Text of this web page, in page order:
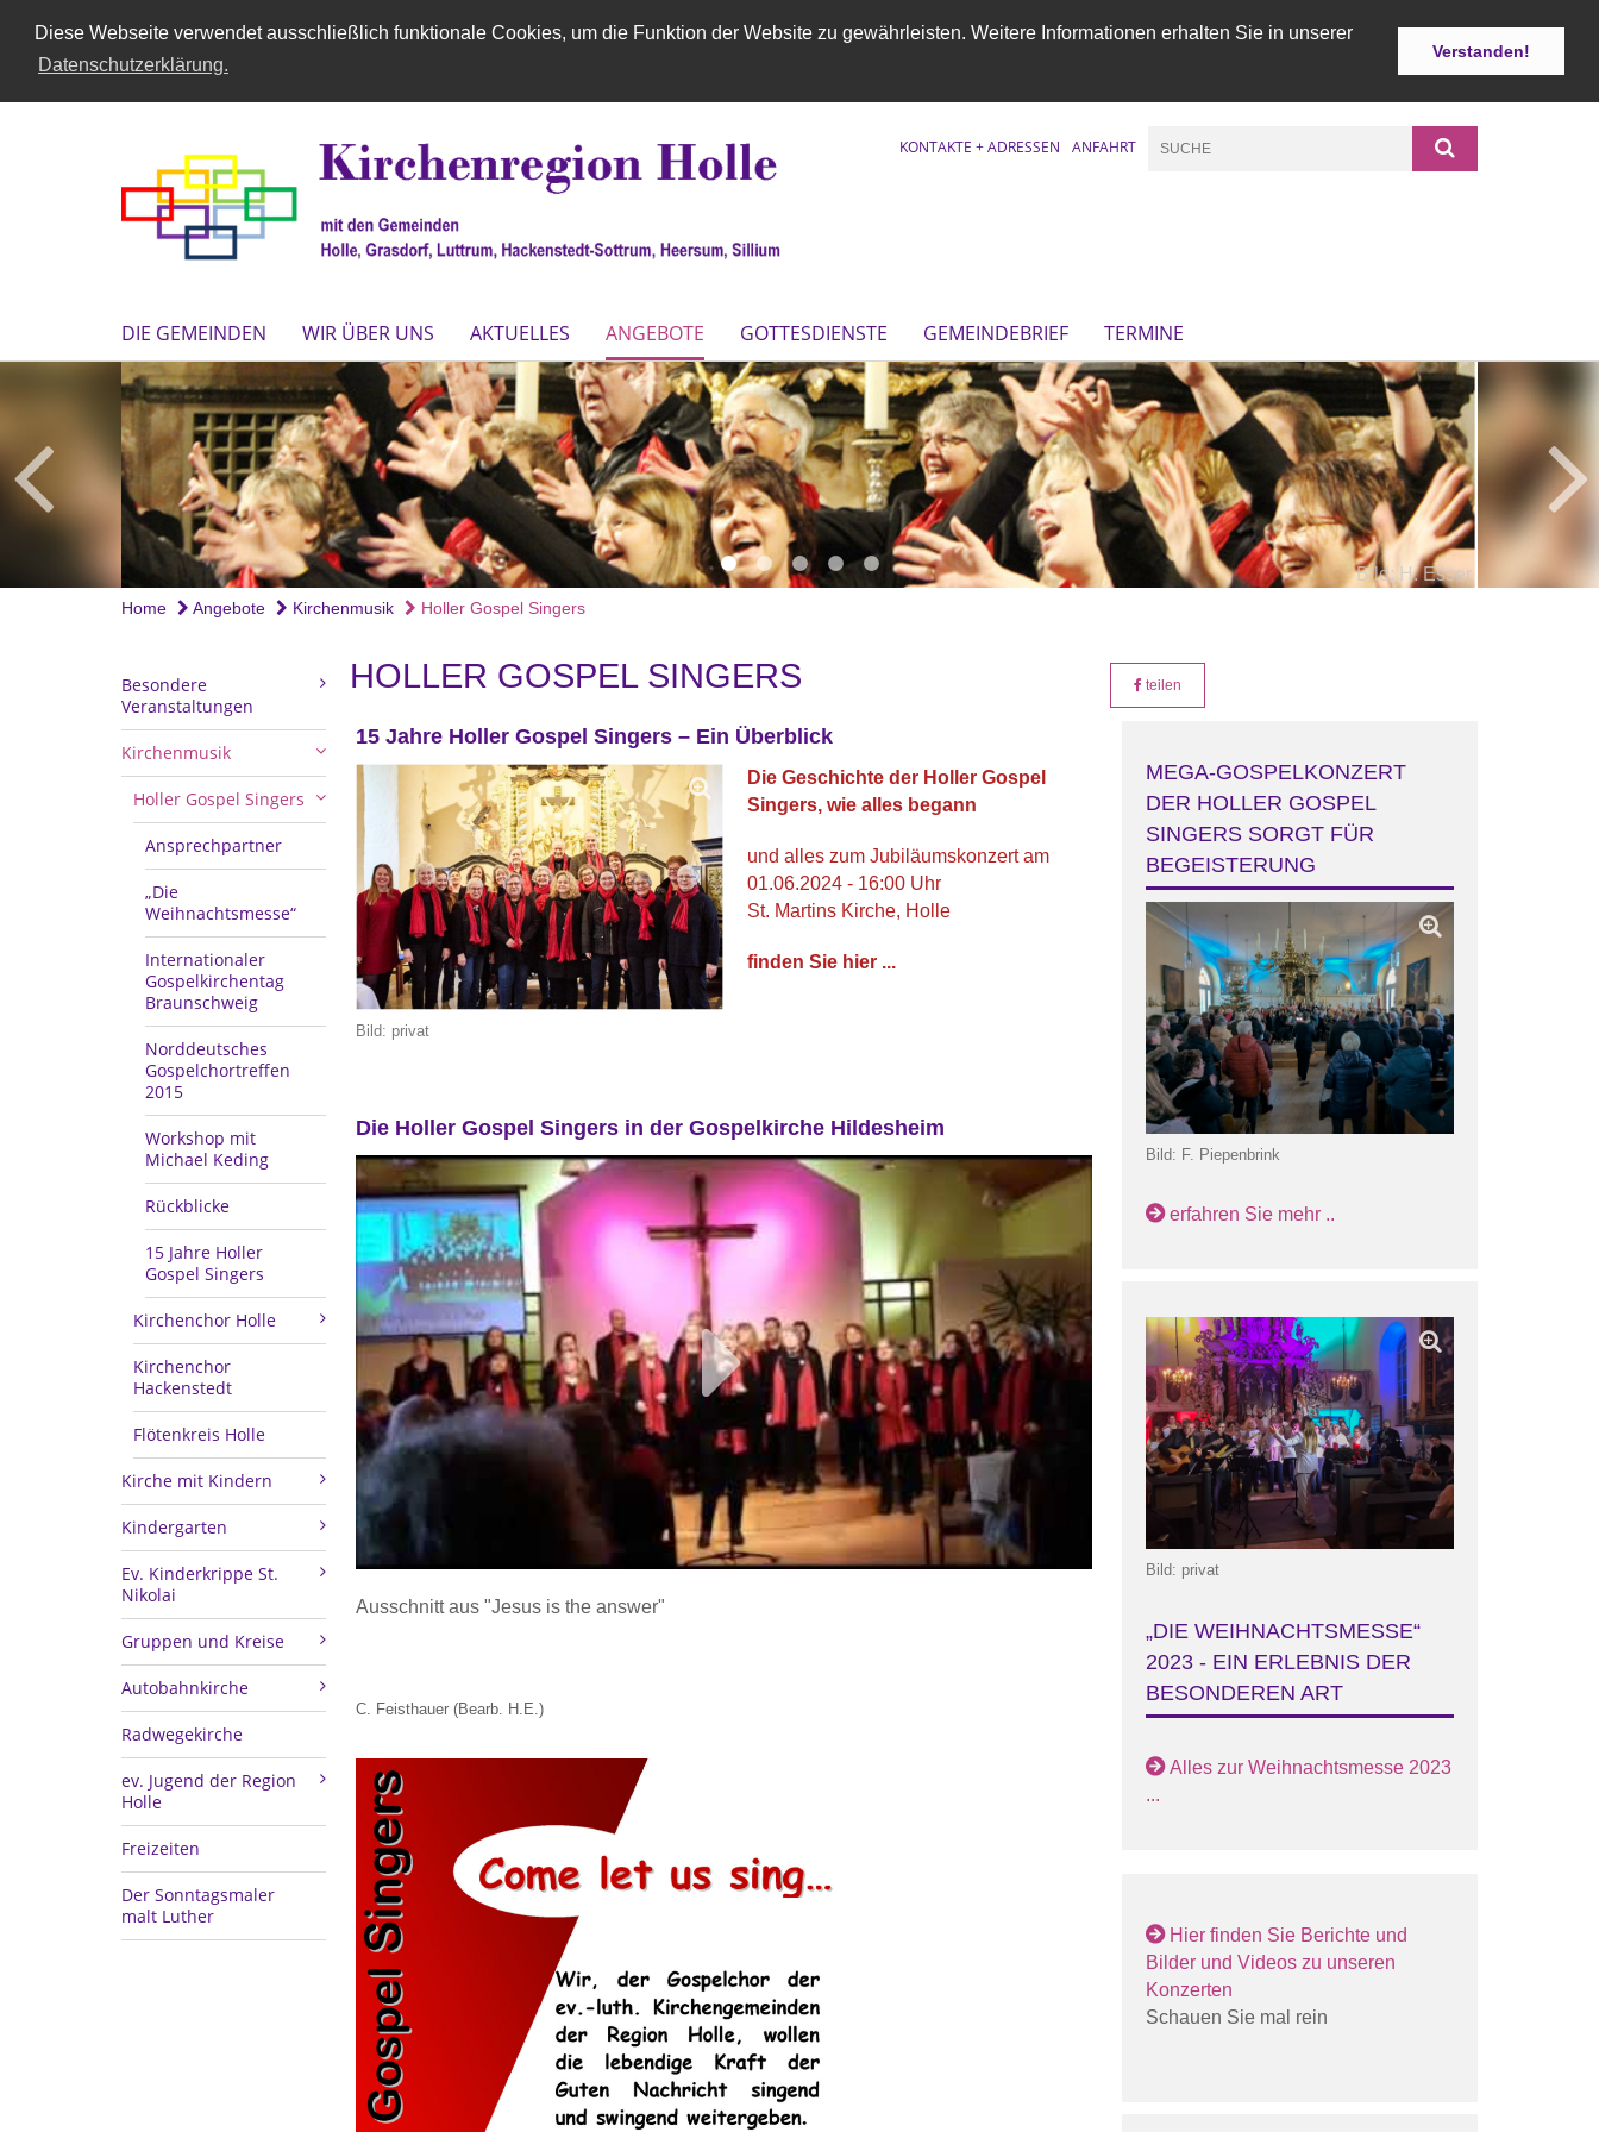
Diese Webseite verwendet ausschließlich funktionale Cookies, um die Funktion der Website zu gewährleisten. Weitere Informationen erhalten Sie in unserer
Datenschutzerklärung.
Verstanden!
KONTAKTE + ADRESSEN ANFAHRT
DIE GEMEINDEN WIR ÜBER UNS AKTUELLES ANGEBOTE GOTTESDIENSTE GEMEINDEBRIEF TERMINE
Bild: H. Esser
(es)
Bild: H. Esser
(es)
Home Angebote Kirchenmusik Holler Gospel Singers
Besondere
Veranstaltungen
Kirchenmusik
Holler Gospel Singers
Ansprechpartner
„Die
Weihnachtsmesse“
Internationaler
Gospelkirchentag
Braunschweig
Norddeutsches
Gospelchortreffen
2015
Workshop mit
Michael Keding
Rückblicke
15 Jahre Holler
Gospel Singers
Kirchenchor Holle
Kirchenchor
Hackenstedt
Flötenkreis Holle
Kirche mit Kindern
Kindergarten
Ev. Kinderkrippe St.
Nikolai
Gruppen und Kreise
Autobahnkirche
Radwegekirche
ev. Jugend der Region
Holle
Freizeiten
Der Sonntagsmaler
malt Luther
HOLLER GOSPEL SINGERS teilen
15 Jahre Holler Gospel Singers – Ein Überblick
Bild: privat
Die Geschichte der Holler Gospel
Singers, wie alles begann
und alles zum Jubiläumskonzert am
01.06.2024 - 16:00 Uhr
St. Martins Kirche, Holle
finden Sie hier ...
Die Holler Gospel Singers in der Gospelkirche Hildesheim
Play
Video
Ausschnitt aus "Jesus is the answer"
C. Feisthauer (Bearb. H.E.)
MEGA-GOSPELKONZERT
DER HOLLER GOSPEL
SINGERS SORGT FÜR
BEGEISTERUNG
Bild: F. Piepenbrink
erfahren Sie mehr ..
Bild: privat
„DIE WEIHNACHTSMESSE“
2023 - EIN ERLEBNIS DER
BESONDEREN ART
Alles zur Weihnachtsmesse 2023
...
Hier finden Sie Berichte und
Bilder und Videos zu unseren
Konzerten
Schauen Sie mal rein